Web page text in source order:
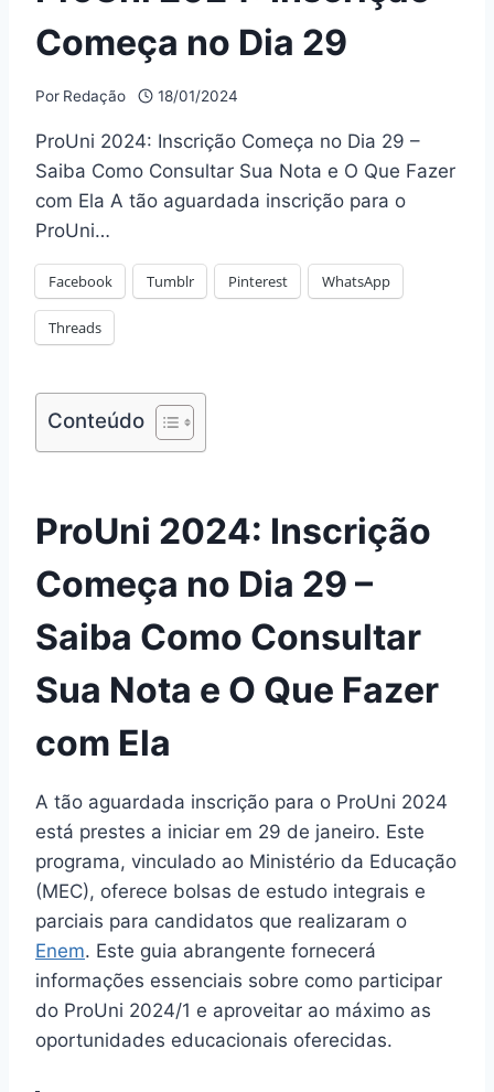
Começa no Dia 29
Por Redação 18/01/2024
ProUni 2024: Inscrição Começa no Dia 29 –
Saiba Como Consultar Sua Nota e O Que Fazer
com Ela A tão aguardada inscrição para o
ProUni…
Facebook Tumblr Pinterest WhatsApp
Threads
Conteúdo
ProUni 2024: Inscrição
Começa no Dia 29 –
Saiba Como Consultar
Sua Nota e O Que Fazer
com Ela
A tão aguardada inscrição para o ProUni 2024
está prestes a iniciar em 29 de janeiro. Este
programa, vinculado ao Ministério da Educação
(MEC), oferece bolsas de estudo integrais e
parciais para candidatos que realizaram o
Enem. Este guia abrangente fornecerá
informações essenciais sobre como participar
do ProUni 2024/1 e aproveitar ao máximo as
oportunidades educacionais oferecidas.